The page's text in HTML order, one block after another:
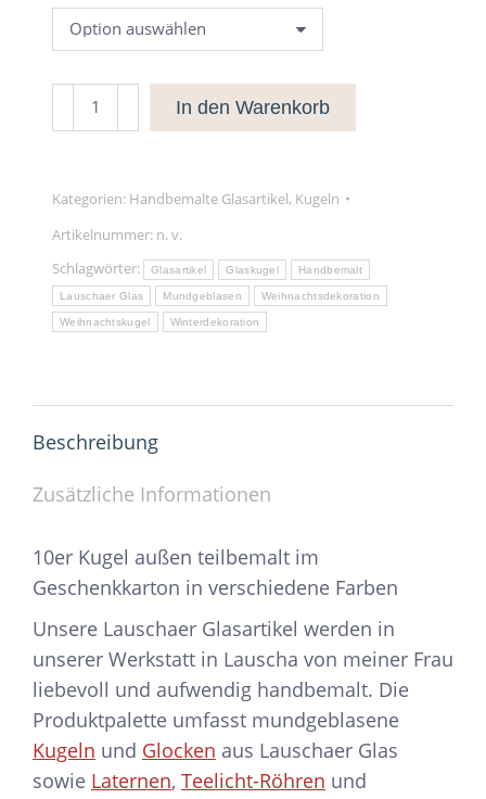
Kugel
teilbemalt
In den Warenkorb
Kategorien: Handbemalte Glasartikel, Kugeln
Artikelnummer: n. v.
Schlagwörter:
Glasartikel Glaskugel Handbemalt
Lauschaer Glas Mundgeblasen Weihnachtsdekoration
Weihnachtskugel Winterdekoration
Beschreibung
Zusätzliche Informationen
10er Kugel außen teilbemalt im
Geschenkkarton in verschiedene Farben
Unsere Lauschaer Glasartikel werden in
unserer Werkstatt in Lauscha von meiner Frau
liebevoll und aufwendig handbemalt. Die
Produktpalette umfasst mundgeblasene
Kugeln und Glocken aus Lauschaer Glas
sowie Laternen, Teelicht-Röhren und